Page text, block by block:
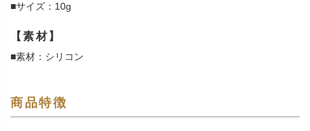
■サイズ：10g
【素材】
■素材：シリコン
商品特徴